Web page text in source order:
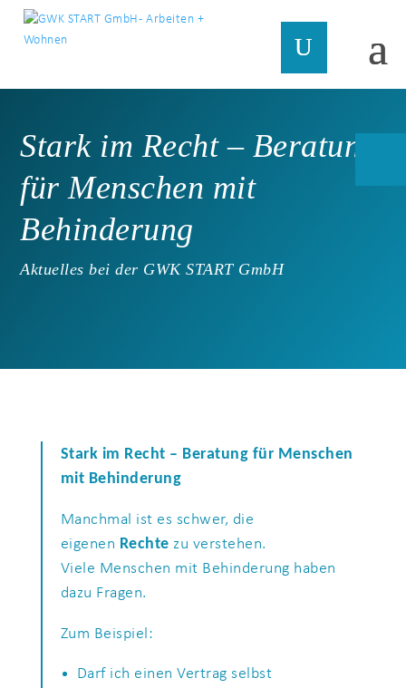
Stark im Recht – Beratung
für Menschen mit
Behinderung
Aktuelles bei der GWK START GmbH
Stark im Recht – Beratung für Menschen
mit Behinderung
Manchmal ist es schwer, die
eigenen Rechte zu verstehen.
Viele Menschen mit Behinderung haben
dazu Fragen.
Zum Beispiel:
Darf ich einen Vertrag selbst